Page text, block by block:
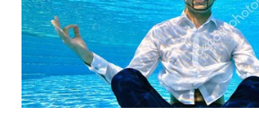
WN
CIANJUR
WN
KEPULAUAN